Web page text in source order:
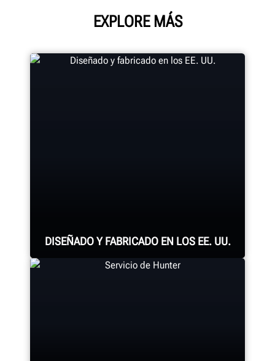
EXPLORE MÁS
DISEÑADO Y FABRICADO EN LOS EE. UU.